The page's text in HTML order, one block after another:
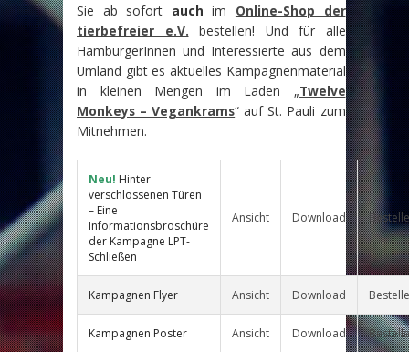
Sie ab sofort auch im Online-Shop der
tierbefreier e.V. bestellen! Und für alle
HamburgerInnen und Interessierte aus dem
Umland gibt es aktuelles Kampagnenmaterial
in kleinen Mengen im Laden „Twelve
Monkeys – Vegankrams“ auf St. Pauli zum
Mitnehmen.
Neu! Hinter
verschlossenen Türen
– Eine
Informationsbroschüre
der Kampagne LPT-
Schließen
Ansicht Download
Kampagnen Flyer Ansicht Download
Kampagnen Poster Ansicht Download